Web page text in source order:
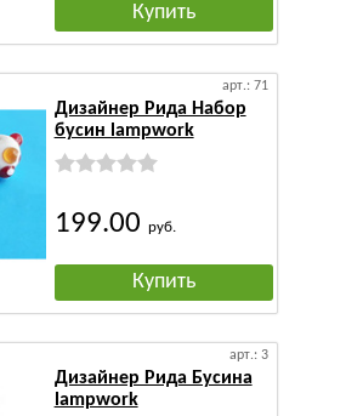
Купить
арт.: 71
Дизайнер Рида Набор
бусин lampwork
199.00 руб.
Купить
арт.: 3
Дизайнер Рида Бусина
lampwork